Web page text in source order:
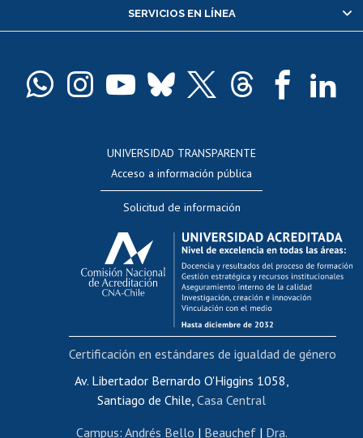
Pago de arancel y crédito alumnos
Docentes
Evaluación docente
Calificación académica
Postulación al AUCAI
Funcionarias/os
Cursos internos de capacitación
Bienestar del personal
Portal de movilidad interna
Certificado de renta
Certificado de renta honorarios
SERVICIOS EN LÍNEA
UNIVERSIDAD TRANSPARENTE
Acceso a información pública
Solicitud de información
Av. Libertador Bernardo O'Higgins 1058,
Santiago de Chile, Casa Central
Campus: Andrés Bello | Beauchef| Dra.
Certificación en estándares de igualdad de género